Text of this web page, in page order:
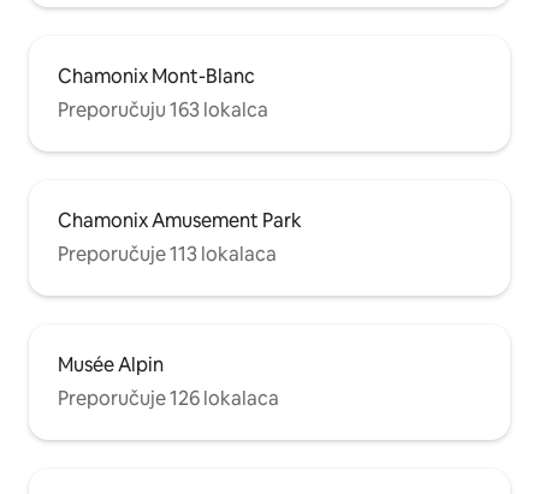
Chamonix Mont-Blanc
Preporučuju 163 lokalca
Chamonix Amusement Park
Preporučuje 113 lokalaca
Musée Alpin
Preporučuje 126 lokalaca